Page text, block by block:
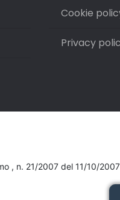
Cookie
Privacy
, n. 21/2007 del 11/10/2007